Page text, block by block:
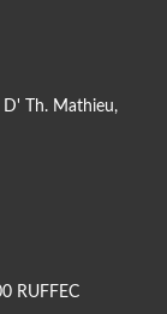
D' Th. Mathieu,
RUFFEC